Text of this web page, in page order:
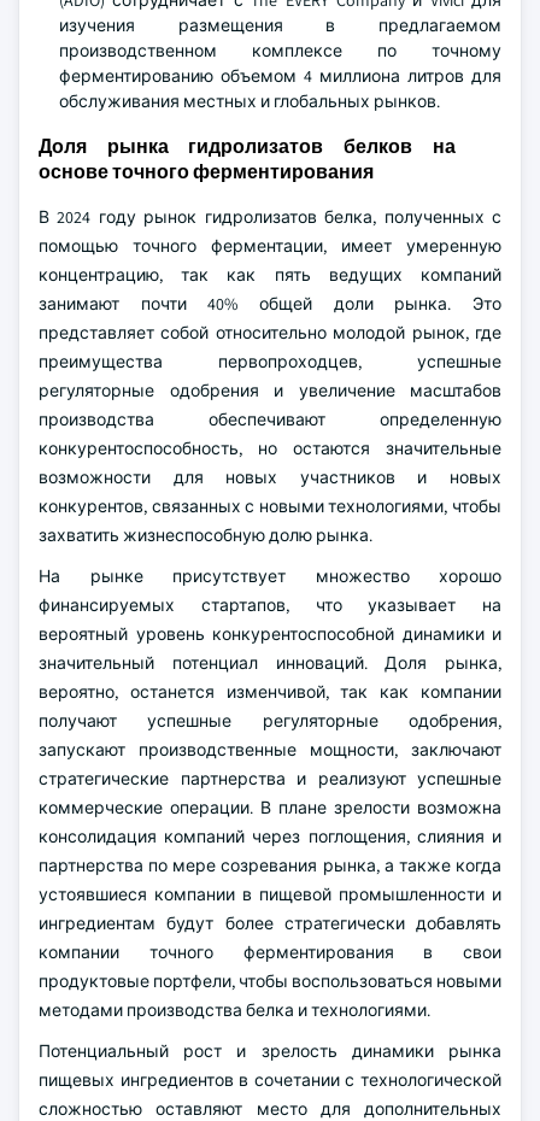
изучения размещения в предлагаемом
производственном комплексе по точному
ферментированию объемом 4 миллиона литров для
обслуживания местных и глобальных рынков.
Доля рынка гидролизатов белков на
основе точного ферментирования
В 2024 году рынок гидролизатов белка, полученных с
помощью точного ферментации, имеет умеренную
концентрацию, так как пять ведущих компаний
занимают почти 40% общей доли рынка. Это
представляет собой относительно молодой рынок, где
преимущества первопроходцев, успешные
регуляторные одобрения и увеличение масштабов
производства обеспечивают определенную
конкурентоспособность, но остаются значительные
возможности для новых участников и новых
конкурентов, связанных с новыми технологиями, чтобы
захватить жизнеспособную долю рынка.
На рынке присутствует множество хорошо
финансируемых стартапов, что указывает на
вероятный уровень конкурентоспособной динамики и
значительный потенциал инноваций. Доля рынка,
вероятно, останется изменчивой, так как компании
получают успешные регуляторные одобрения,
запускают производственные мощности, заключают
стратегические партнерства и реализуют успешные
коммерческие операции. В плане зрелости возможна
консолидация компаний через поглощения, слияния и
партнерства по мере созревания рынка, а также когда
устоявшиеся компании в пищевой промышленности и
ингредиентам будут более стратегически добавлять
компании точного ферментирования в свои
продуктовые портфели, чтобы воспользоваться новыми
методами производства белка и технологиями.
Потенциальный рост и зрелость динамики рынка
пищевых ингредиентов в сочетании с технологической
сложностью оставляют место для дополнительных